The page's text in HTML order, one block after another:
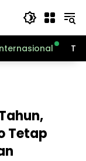
Tetap